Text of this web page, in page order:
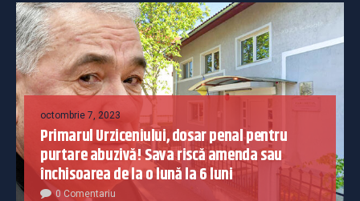
octombrie 7, 2023
Primarul Urziceniului, dosar penal pentru
purtare abuzivă! Sava riscă amenda sau
închisoarea de la o lună la 6 luni
0 Comentariu